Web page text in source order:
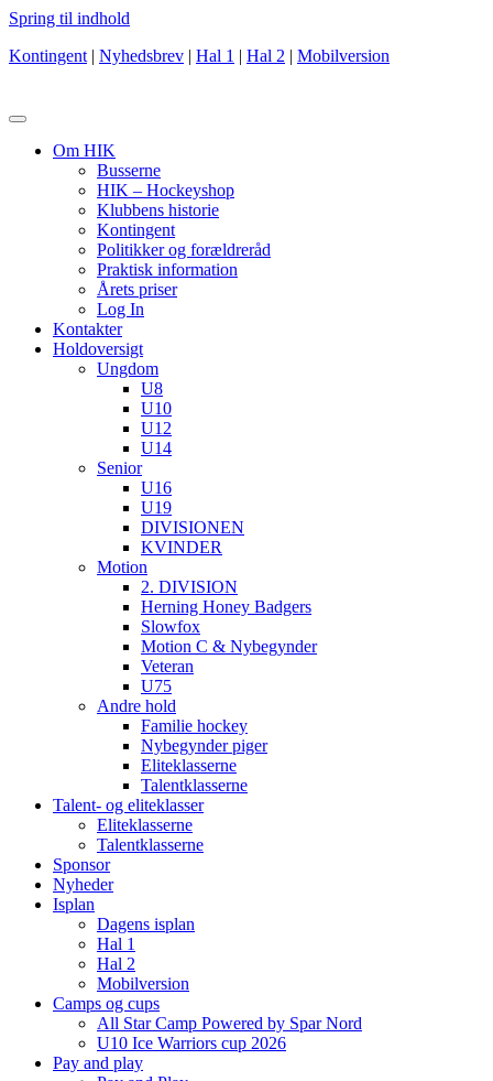
Spring til indhold
Kontingent | Nyhedsbrev | Hal 1 | Hal 2 | Mobilversion
Om HIK
Busserne
HIK – Hockeyshop
Klubbens historie
Kontingent
Politikker og forældreråd
Praktisk information
Årets priser
Log In
Kontakter
Holdoversigt
Ungdom
U8
U10
U12
U14
Senior
U16
U19
DIVISIONEN
KVINDER
Motion
2. DIVISION
Herning Honey Badgers
Slowfox
Motion C & Nybegynder
Veteran
U75
Andre hold
Familie hockey
Nybegynder piger
Eliteklasserne
Talentklasserne
Talent- og eliteklasser
Eliteklasserne
Talentklasserne
Sponsor
Nyheder
Isplan
Dagens isplan
Hal 1
Hal 2
Mobilversion
Camps og cups
All Star Camp Powered by Spar Nord
U10 Ice Warriors cup 2026
Pay and play